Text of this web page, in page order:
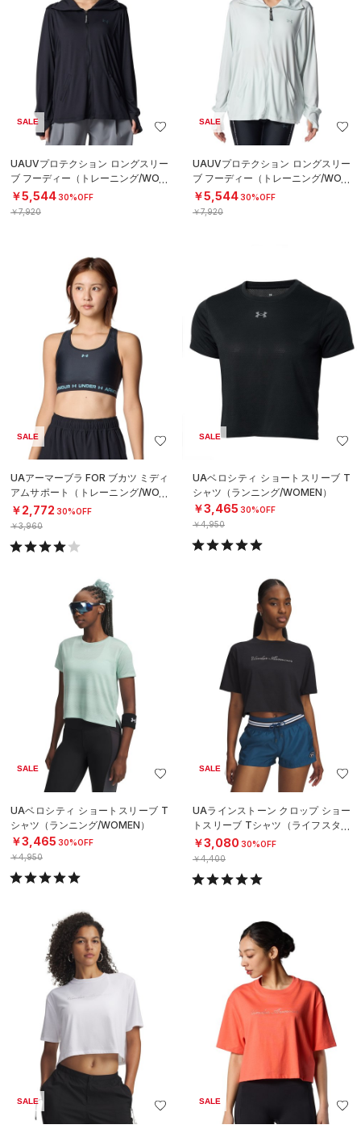
SALE
UAUVプロテクション ロングスリー
ブ フーディー（トレーニング/WOM
EN）
￥5,54430%OFF
￥7,920
SALE
UAUVプロテクション ロングスリー
ブ フーディー（トレーニング/WOM
EN）
￥5,54430%OFF
￥7,920
SALE
UAアーマーブラ FOR ブカツ ミディ
アムサポート（トレーニング/WOM
EN）
￥2,772 30%OFF
￥3,960
SALE
UAベロシティ ショートスリーブ T
シャツ（ランニング/WOMEN）
￥3,465 30%OFF
￥4,950
SALE
UAベロシティ ショートスリーブ T
シャツ（ランニング/WOMEN）
￥3,465 30%OFF
￥4,950
SALE
UAラインストーン クロップ ショー
トスリーブ Tシャツ（ライフスタイ
ル/WOMEN）
￥3,080 30%OFF
￥4,400
SALE SALE